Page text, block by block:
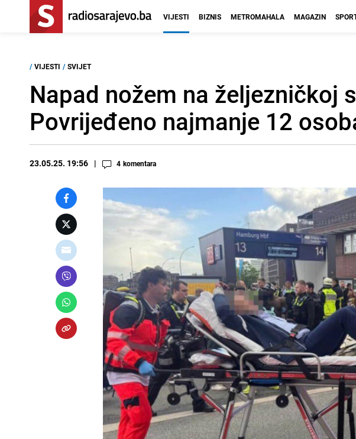
VIJESTI BIZNIS METROMAHALA MAGAZIN
/ VIJESTI / SVIJET
Napad nožem na željezničkoj
Povrijeđeno najmanje 12
23.05.25. 19:56 4 komentara